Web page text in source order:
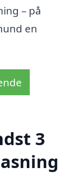
– på
en
3